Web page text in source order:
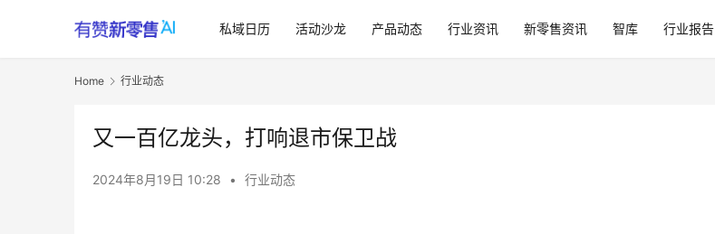
私域日历 活动沙龙 产品动态 行业资讯 新零售资讯 智库 行业报告
Home 行业动态
又一百亿龙头，打响退市保卫战
2024年8月19日 10:28 • 行业动态